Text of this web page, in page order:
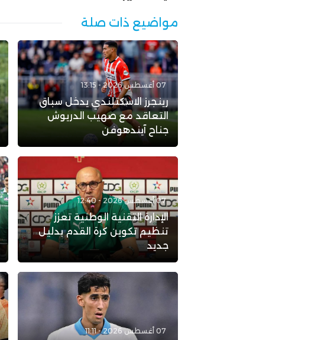
مواضيع ذات صلة
07 أغسطس 2026 - 13:15
رينجرز الاسكتلندي يدخل سباق
التعاقد مع صهيب الدريوش
جناح آيندهوفن
07 أغسطس 2026 - 12:40
الإدارة التقنية الوطنية تعزز
تنظيم تكوين كرة القدم بدليل
جديد
07 أغسطس 2026 - 11:11